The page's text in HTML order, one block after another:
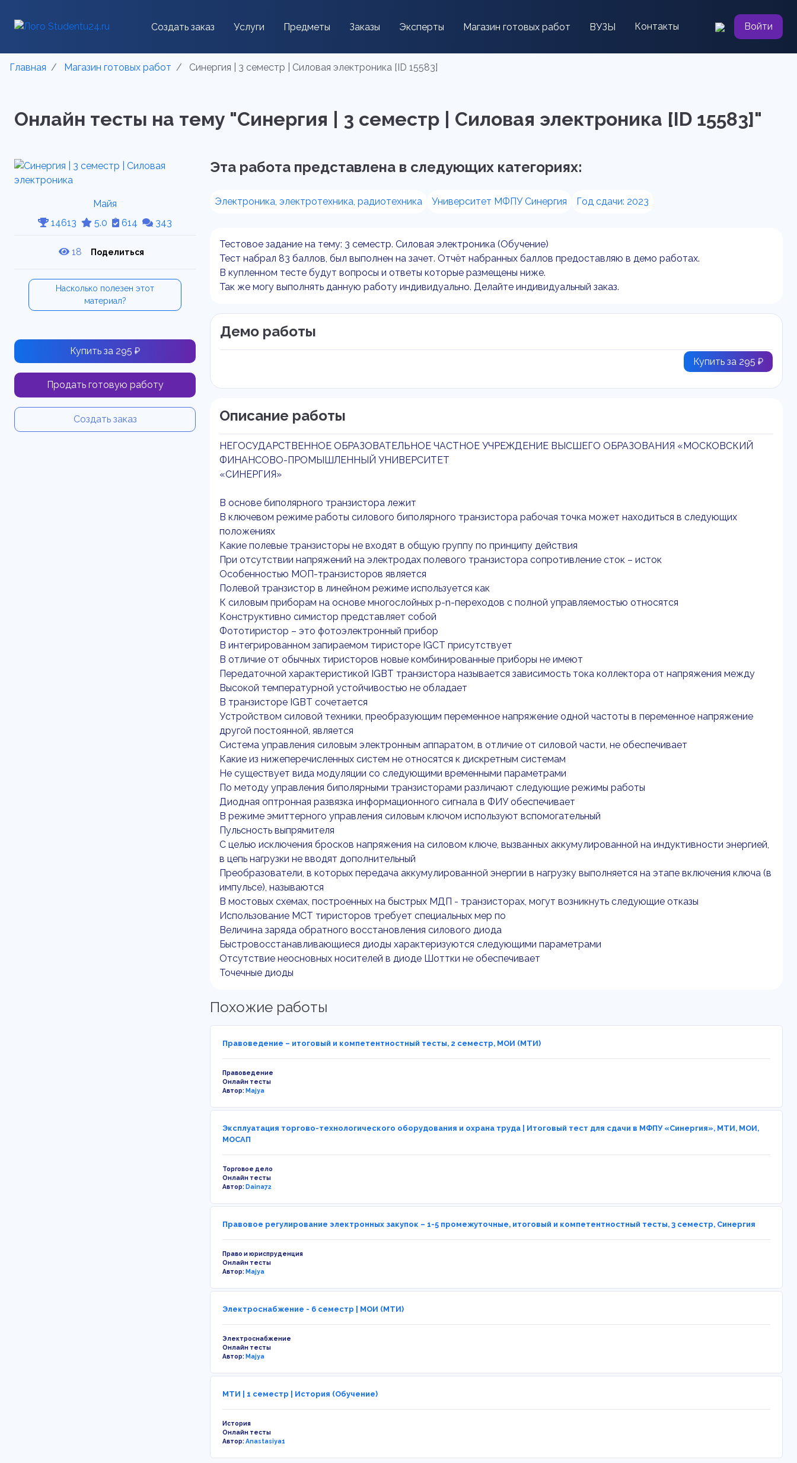
Создать заказ Услуги Предметы Заказы Эксперты Магазин готовых работ ВУЗЫ Контакты Войти
Главная Магазин готовых работ Синергия | 3 семестр | Силовая электроника [ID 15583]
Онлайн тесты на тему "Синергия | 3 семестр | Силовая электроника [ID 15583]"
Майя
14613
5.0 614 343
18 Поделиться
Насколько полезен этот
материал?
Купить за 295 ₽
Продать готовую работу
Создать заказ
Эта работа представлена в следующих категориях:
Электроника, электротехника, радиотехника Университет МФПУ Синергия Год сдачи: 2023
Тестовое задание на тему: 3 семестр. Силовая электроника (Обучение)
Тест набрал 83 баллов, был выполнен на зачет. Отчёт набранных баллов предоставляю в демо работах.
В купленном тесте будут вопросы и ответы которые размещены ниже.
Так же могу выполнять данную работу индивидуально. Делайте индивидуальный заказ.
Демо работы
Купить за 295 ₽
Описание работы
НЕГОСУДАРСТВЕННОЕ ОБРАЗОВАТЕЛЬНОЕ ЧАСТНОЕ УЧРЕЖДЕНИЕ ВЫСШЕГО ОБРАЗОВАНИЯ «МОСКОВСКИЙ
ФИНАНСОВО-ПРОМЫШЛЕННЫЙ УНИВЕРСИТЕТ
«СИНЕРГИЯ»
В основе биполярного транзистора лежит
В ключевом режиме работы силового биполярного транзистора рабочая точка может находиться в следующих
положениях
Какие полевые транзисторы не входят в общую группу по принципу действия
При отсутствии напряжений на электродах полевого транзистора сопротивление сток – исток
Особенностью МОП-транзисторов является
Полевой транзистор в линейном режиме используется как
К силовым приборам на основе многослойных p-n-переходов с полной управляемостью относятся
Конструктивно симистор представляет собой
Фототиристор – это фотоэлектронный прибор
В интегрированном запираемом тиристоре IGCT присутствует
В отличие от обычных тиристоров новые комбинированные приборы не имеют
Передаточной характеристикой IGBT транзистора называется зависимость тока коллектора от напряжения между
Высокой температурной устойчивостью не обладает
В транзисторе IGBT сочетается
Устройством силовой техники, преобразующим переменное напряжение одной частоты в переменное напряжение
другой постоянной, является
Система управления силовым электронным аппаратом, в отличие от силовой части, не обеспечивает
Какие из нижеперечисленных систем не относятся к дискретным системам
Не существует вида модуляции со следующими временными параметрами
По методу управления биполярными транзисторами различают следующие режимы работы
Диодная оптронная развязка информационного сигнала в ФИУ обеспечивает
В режиме эмиттерного управления силовым ключом используют вспомогательный
Пульсность выпрямителя
С целью исключения бросков напряжения на силовом ключе, вызванных аккумулированной на индуктивности энергией,
в цепь нагрузки не вводят дополнительный
Преобразователи, в которых передача аккумулированной энергии в нагрузку выполняется на этапе включения ключа (в
импульсе), называются
В мостовых схемах, построенных на быстрых МДП - транзисторах, могут возникнуть следующие отказы
Использование МСТ тиристоров требует специальных мер по
Величина заряда обратного восстановления силового диода
Быстровосстанавливающиеся диоды характеризуются следующими параметрами
Отсутствие неосновных носителей в диоде Шоттки не обеспечивает
Точечные диоды
Похожие работы
Правоведение – итоговый и компетентностный тесты, 2 семестр, МОИ (МТИ)
Правоведение
Онлайн тесты
Автор:Majya
Эксплуатация торгово-технологического оборудования и охрана труда | Итоговый тест для сдачи в МФПУ «Синергия», МТИ, МОИ,
МОСАП
Торговое дело
Онлайн тесты
Автор:Daina72
Правовое регулирование электронных закупок – 1-5 промежуточные, итоговый и компетентностный тесты, 3 семестр, Синергия
Право и юриспруденция
Онлайн тесты
Автор:Majya
Электроснабжение - 6 семестр | МОИ (МТИ)
Электроснабжение
Онлайн тесты
Автор:Majya
МТИ | 1 семестр | История (Обучение)
История
Онлайн тесты
Автор:Anastasiya1